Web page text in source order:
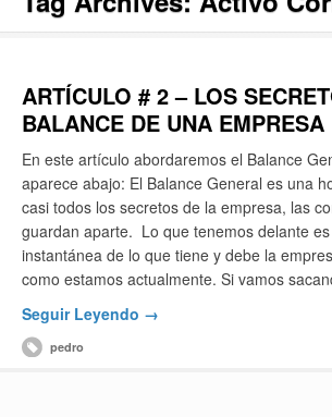
ARTÍCULO # 2 – LOS
BALANCE DE UNA EMPRESA
En este artículo abordaremos el Balance
aparece abajo: El Balance General es una
casi todos los secretos de la empresa, las
guardan aparte. Lo que tenemos delante
instantánea de lo que tiene y debe la
como estamos actualmente. Si vamos
Seguir Leyendo →
pedro